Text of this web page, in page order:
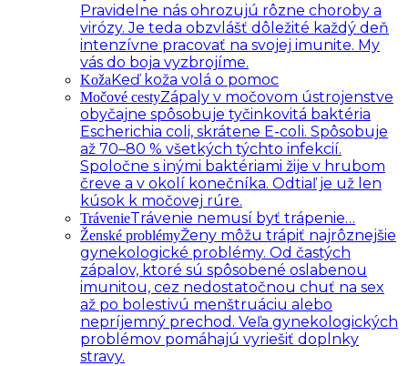
Pravidelne nás ohrozujú rôzne choroby a
virózy. Je teda obzvlášť dôležité každý deň
intenzívne pracovať na svojej imunite. My
vás do boja vyzbrojíme.
KožaKeď koža volá o pomoc
Močové cestyZápaly v močovom ústrojenstve
obyčajne spôsobuje tyčinkovitá baktéria
Escherichia coli, skrátene E-coli. Spôsobuje
až 70–80 % všetkých týchto infekcií.
Spoločne s inými baktériami žije v hrubom
čreve a v okolí konečníka. Odtiaľ je už len
kúsok k močovej rúre.
TrávenieTrávenie nemusí byť trápenie…
Ženské problémyŽeny môžu trápiť najrôznejšie
gynekologické problémy. Od častých
zápalov, ktoré sú spôsobené oslabenou
imunitou, cez nedostatočnou chuť na sex
až po bolestivú menštruáciu alebo
nepríjemný prechod. Veľa gynekologických
problémov pomáhajú vyriešiť doplnky
stravy.